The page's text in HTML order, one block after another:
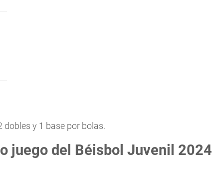
dobles y 1 base por bolas.
juego del Béisbol Juvenil 2024